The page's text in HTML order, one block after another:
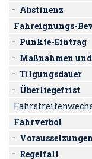
Abstinenz
Fahreignungs-
Punkte-Eintrag
Maßnahmen
Tilgungsdauer
Überliegefrist
Fahrverbot
Voraussetzungen
Regelfall